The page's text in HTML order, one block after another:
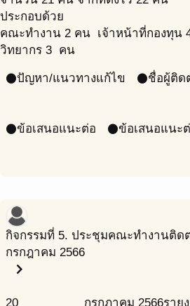
ประกอบด้วย
คณะทำงาน 2 คน เจ้าหน้าที่กองทุน
วิทยากร 3 คน
circleปัญหา/แนวทางแก้ไข circleชื่อผู้ติด
circleข้อเสนอแนะต่อ circleข้อเสนอแนะ
กิจกรรมที่ 5. ประชุมคณะทำงานติด
กรกฎาคม 2566
chevron_right
20 กรกฎาคม 2566ราย